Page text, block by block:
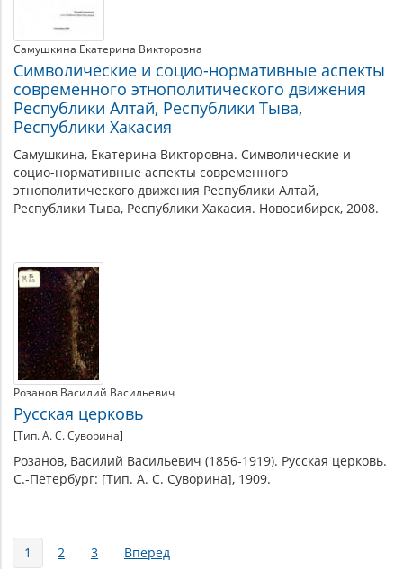
Самушкина Екатерина Викторовна
Символические и социо-нормативные аспекты
современного этнополитического движения
Республики Алтай, Республики Тыва,
Республики Хакасия
Самушкина, Екатерина Викторовна. Символические и
социо-нормативные аспекты современного
этнополитического движения Республики Алтай,
Республики Тыва, Республики Хакасия. Новосибирск, 2008.
Розанов Василий Васильевич
Русская церковь
[Тип. А. С. Суворина]
Розанов, Василий Васильевич (1856-1919). Русская церковь.
С.-Петербург: [Тип. А. С. Суворина], 1909.
Страницы
1 2 3 Вперед